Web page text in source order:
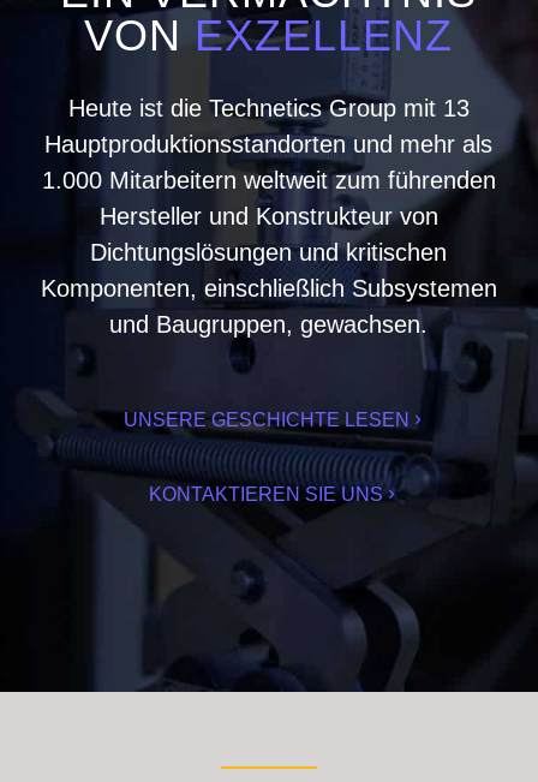
VONEXZELLENZ
Heute ist die Technetics Group mit 13
Hauptproduktionsstandorten und mehr als
1.000 Mitarbeitern weltweit zum führenden
Hersteller und Konstrukteur von
Dichtungslösungen und kritischen
Komponenten, einschließlich Subsystemen
und Baugruppen, gewachsen.
UNSERE GESCHICHTE LESEN
KONTAKTIEREN SIE UNS